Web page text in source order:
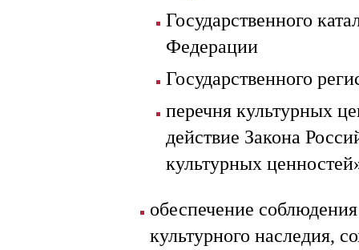
Государственного
Федерации
Государственного
перечня культурных
действие Закона
культурных
обеспечение
культурного наследия,